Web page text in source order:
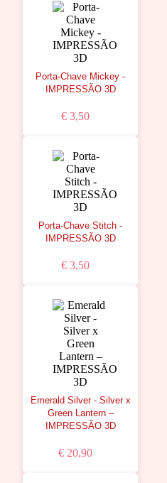
Porta-Chave Mickey -
IMPRESSÃO 3D
€ 3,50
Porta-Chave Stitch -
IMPRESSÃO 3D
€ 3,50
Emerald Silver - Silver x
Green Lantern –
IMPRESSÃO 3D
€ 20,90